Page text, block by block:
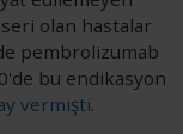
olan hastalar
pembrolizumab
bu endikasyon
vermişti.